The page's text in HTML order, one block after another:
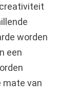
worden
een
mate van